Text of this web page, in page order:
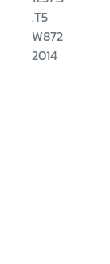
.T5
W872
2014